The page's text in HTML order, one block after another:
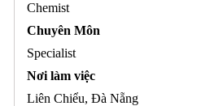
Chemist
Chuyên Môn
Specialist
Nơi làm việc
Liên Chiểu, Đà Nẵng